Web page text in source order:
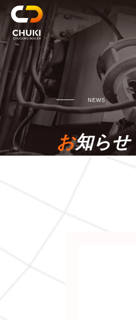
NEWS
お知らせ